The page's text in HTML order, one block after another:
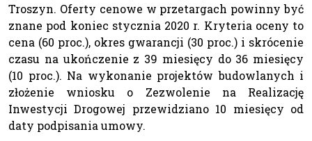
Troszyn. Oferty cenowe w przetargach powinny być
znane pod koniec stycznia 2020 r. Kryteria oceny to
cena (60 proc.), okres gwarancji (30 proc.) i skrócenie
czasu na ukończenie z 39 miesięcy do 36 miesięcy
(10 proc.). Na wykonanie projektów budowlanych i
złożenie wniosku o Zezwolenie na Realizację
Inwestycji Drogowej przewidziano 10 miesięcy od
daty podpisania umowy.